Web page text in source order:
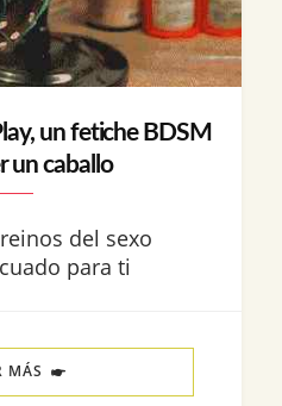
un fetiche BDSM
un caballo
del sexo
para ti
MÁS